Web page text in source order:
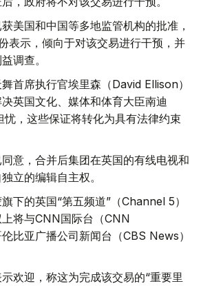
美国和中国等多地监管机构的批准，
表示，倾向于对该交易进行干预，并
调查。
首席执行官埃里森（David Ellison）
英国文化、媒体和体育大臣南迪
忧，这些保证将转化为具有法律约束
意，合并后集团在英国的有线电视和
立的编辑自主权。
下的英国“第五频道”（Channel 5）
将与CNN国际台（CNN
比亚广播公司新闻台（CBS News）
欢迎，称这为完成该交易的“重要里